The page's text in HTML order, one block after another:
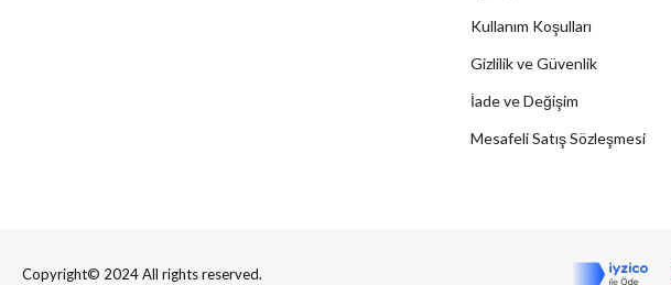
Kullanım Koşulları
Gizlilik ve Güvenlik
İade ve Değişim
Mesafeli Satış Sözleşmesi
Copyright© 2024 All rights reserved.